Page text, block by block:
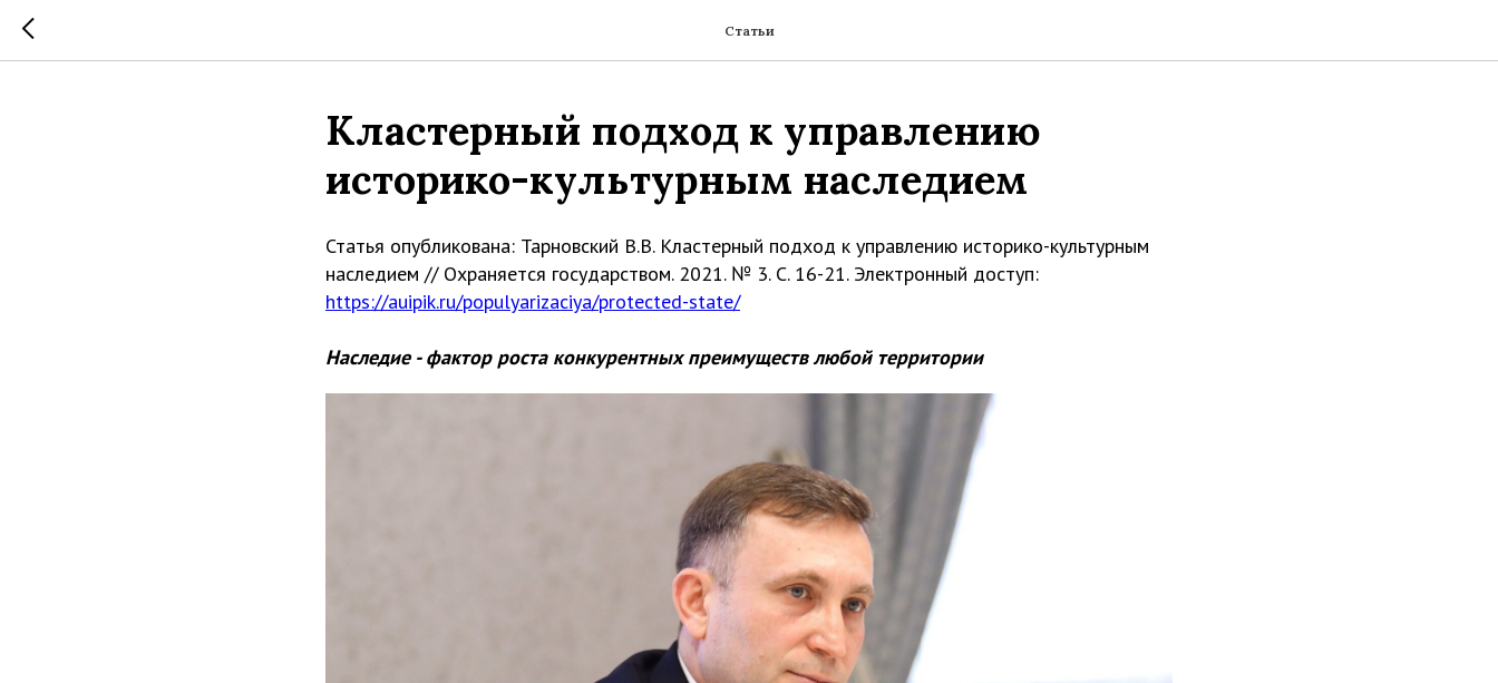
Статьи
Кластерный подход к управлению
историко-культурным наследием
Статья опубликована: Тарновский В.В. Кластерный подход к управлению историко-культурным
наследием // Охраняется государством. 2021. № 3. С. 16-21. Электронный доступ:
https://auipik.ru/populyarizaciya/protected-state/
Наследие - фактор роста конкурентных преимуществ любой территории